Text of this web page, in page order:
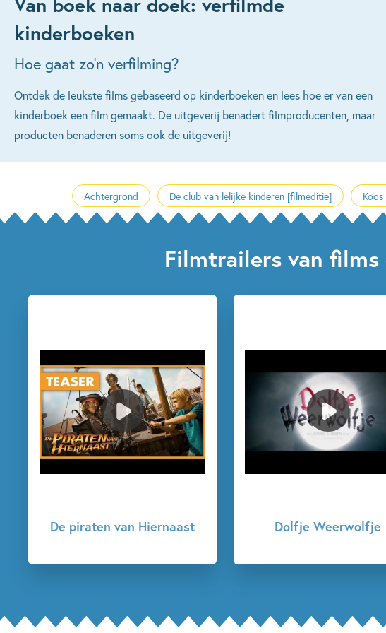
kinderboeken
Hoe gaat zo'n verfilming?
Ontdek de leukste films gebaseerd op kinderboeken en lees hoe er van een
kinderboek een film gemaakt. De uitgeverij benadert filmproducenten, maar
producten benaderen soms ook de uitgeverij!
Achtergrond De club van lelijke kinderen [filmeditie]
Filmtrailers van films
Dolfje Weerwolfje Mees Kees in de